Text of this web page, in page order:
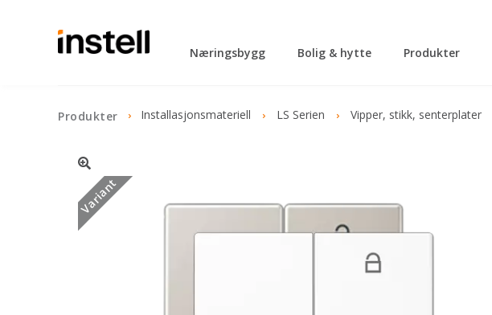
Næringsbygg Bolig & hytte Produkter
Produkter Installasjonsmateriell LS Serien Vipper, stikk, senterplater
Variant